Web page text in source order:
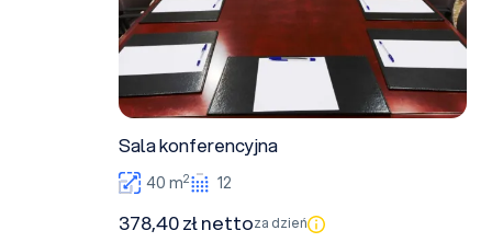
Sala konferencyjna
40 m2 12
378,40 zł nettoza dzień